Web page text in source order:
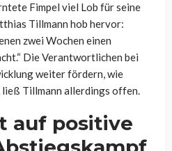
Fimpel viel Lob für seine
Tillmann hob hervor:
zwei Wochen einen
Die Verantwortlichen bei
weiter fördern, wie
ließ Tillmann allerdings offen.
auf positive